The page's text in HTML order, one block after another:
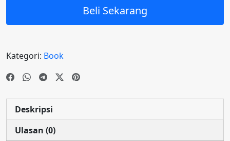
Beli Sekarang
Kategori: Book
Deskripsi
Ulasan (0)